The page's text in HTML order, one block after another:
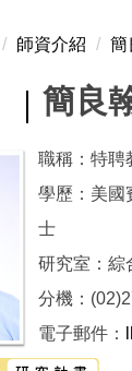
師資介紹 簡
簡良
職稱：特聘
學歷：美國
士
研究室：綜
分機：
電子郵件：